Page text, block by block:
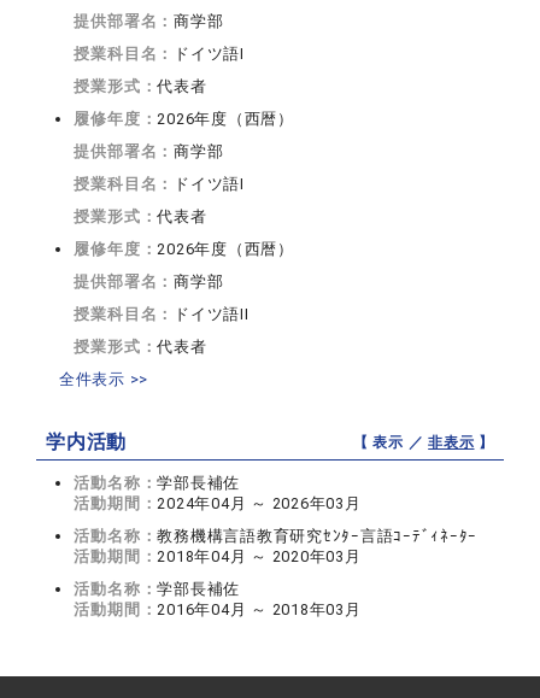
提供部署名：商学部
授業科目名：
ドイツ語I
授業形式：代表者
履修年度：2026年度（西暦）
提供部署名：商学部
授業科目名：
ドイツ語I
授業形式：代表者
履修年度：2026年度（西暦）
提供部署名：商学部
授業科目名：
ドイツ語II
授業形式：代表者
全件表示 >>
学内活動 【 表示 ／非表示 】
活動名称：学部長補佐
活動期間：2024年04月 ～ 2026年03月
活動名称：教務機構言語教育研究ｾﾝﾀｰ言語ｺｰﾃﾞｨﾈｰﾀｰ
活動期間：2018年04月 ～ 2020年03月
活動名称：学部長補佐
活動期間：2016年04月 ～ 2018年03月